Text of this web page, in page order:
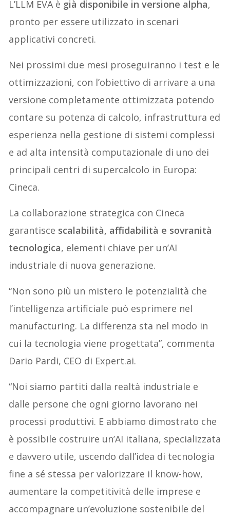
L’LLM EVA è già disponibile in versione alpha,
pronto per essere utilizzato in scenari
applicativi concreti.
Nei prossimi due mesi proseguiranno i test e le
ottimizzazioni, con l’obiettivo di arrivare a una
versione completamente ottimizzata potendo
contare su potenza di calcolo, infrastruttura ed
esperienza nella gestione di sistemi complessi
e ad alta intensità computazionale di uno dei
principali centri di supercalcolo in Europa:
Cineca.
La collaborazione strategica con Cineca
garantisce scalabilità, affidabilità e sovranità
tecnologica, elementi chiave per un’AI
industriale di nuova generazione.
“Non sono più un mistero le potenzialità che
l’intelligenza artificiale può esprimere nel
manufacturing. La differenza sta nel modo in
cui la tecnologia viene progettata”, commenta
Dario Pardi, CEO di Expert.ai.
“Noi siamo partiti dalla realtà industriale e
dalle persone che ogni giorno lavorano nei
processi produttivi. E abbiamo dimostrato che
è possibile costruire un’AI italiana, specializzata
e davvero utile, uscendo dall’idea di tecnologia
fine a sé stessa per valorizzare il know-how,
aumentare la competitività delle imprese e
accompagnare un’evoluzione sostenibile del